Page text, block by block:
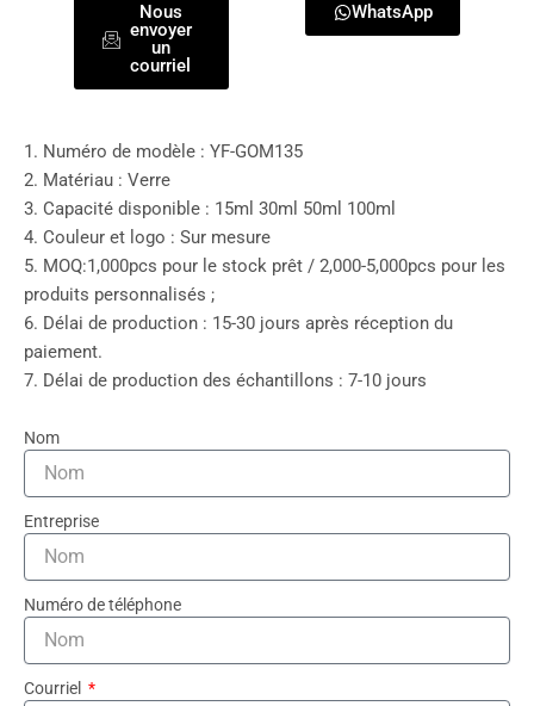
Nous
envoyer
un
courriel
WhatsApp
1. Numéro de modèle : YF-GOM135
2. Matériau : Verre
3. Capacité disponible : 15ml 30ml 50ml 100ml
4. Couleur et logo : Sur mesure
5. MOQ:1,000pcs pour le stock prêt / 2,000-5,000pcs pour les
produits personnalisés ;
6. Délai de production : 15-30 jours après réception du
paiement.
7. Délai de production des échantillons : 7-10 jours
Nom
Entreprise
Numéro de téléphone
Courriel